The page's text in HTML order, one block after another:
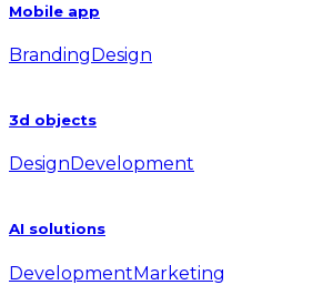
Mobile app
BrandingDesign
3d objects
Design Development
AI solutions
DevelopmentMarketing